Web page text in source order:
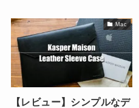
Mac
【レビュー】シンプルなデ